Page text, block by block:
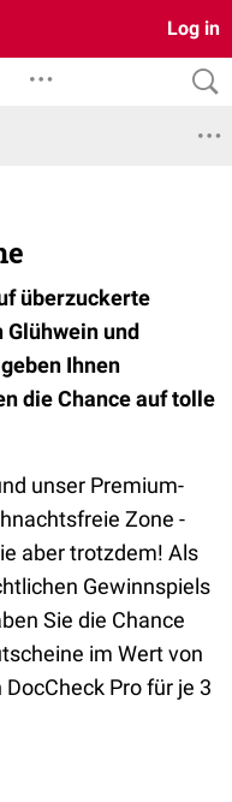
Log in
überzuckerte
und
Ihnen
die Chance auf tolle
unser Premium-
Zone -
aber trotzdem! Als
Gewinnspiels
Sie die Chance
im Wert von
Pro für je 3